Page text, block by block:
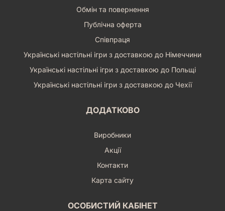
Обмін та повернення
Публічна оферта
Співпраця
Українські настільні ігри з доставкою до Німеччини
Українські настільні ігри з доставкою до Польщі
Українські настільні ігри з доставкою до Чехії
ДОДАТКОВО
Виробники
Акції
Контакти
Карта сайту
ОСОБИСТИЙ КАБІНЕТ